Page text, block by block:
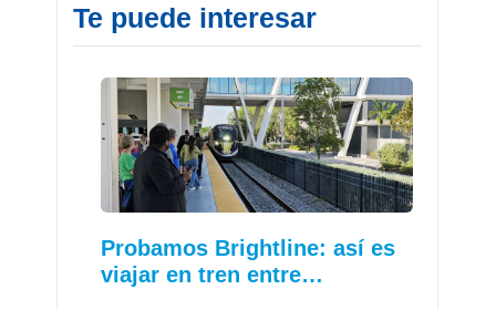
Te puede interesar
Probamos Brightline: así es
viajar en tren entre…